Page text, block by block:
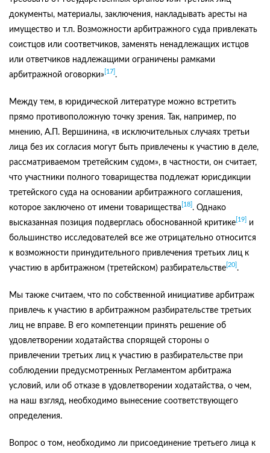
документы, материалы, заключения, накладывать аресты на
имущество и т.п. Возможности арбитражного суда привлекать
соистцов или соответчиков, заменять ненадлежащих истцов
или ответчиков надлежащими ограничены рамками
арбитражной оговорки» [17] .
Между тем, в юридической литературе можно встретить
прямо противоположную точку зрения. Так, например, по
мнению, А.П. Вершинина, «в исключительных случаях третьи
лица без их согласия могут быть привлечены к участию в деле,
рассматриваемом третейским судом», в частности, он считает,
что участники полного товарищества подлежат юрисдикции
третейского суда на основании арбитражного соглашения,
которое заключено от имени товарищества [18] . Однако
высказанная позиция подверглась обоснованной критике [19]
и
большинство исследователей все же отрицательно относится
к возможности принудительного привлечения третьих лиц к
участию в арбитражном (третейском) разбирательстве [20] .
Мы также считаем, что по собственной инициативе арбитраж
привлечь к участию в арбитражном разбирательстве третьих
лиц не вправе. В его компетенции принять решение об
удовлетворении ходатайства спорящей стороны о
привлечении третьих лиц к участию в разбирательстве при
соблюдении предусмотренных Регламентом арбитража
условий, или об отказе в удовлетворении ходатайства, о чем,
на наш взгляд, необходимо вынесение соответствующего
определения.
Вопрос о том, необходимо ли присоединение третьего лица к